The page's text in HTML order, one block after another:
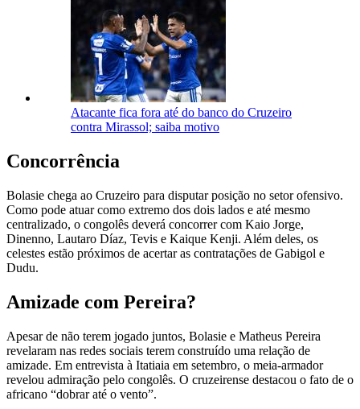
Atacante fica fora até do banco do Cruzeiro
contra Mirassol; saiba motivo
Concorrência
Bolasie chega ao Cruzeiro para disputar posição no setor ofensivo.
Como pode atuar como extremo dos dois lados e até mesmo
centralizado, o congolês deverá concorrer com Kaio Jorge,
Dinenno, Lautaro Díaz, Tevis e Kaique Kenji. Além deles, os
celestes estão próximos de acertar as contratações de Gabigol e
Dudu.
Amizade com Pereira?
Apesar de não terem jogado juntos, Bolasie e Matheus Pereira
revelaram nas redes sociais terem construído uma relação de
amizade. Em entrevista à Itatiaia em setembro, o meia-armador
revelou admiração pelo congolês. O cruzeirense destacou o fato de o
africano “dobrar até o vento”.